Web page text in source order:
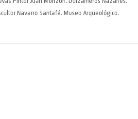
Navarro Santafé. Museo Arqueológico.